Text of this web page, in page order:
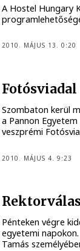
A Hostel Hungary
2010. MÁJUS 13. 0:20
Szombaton kerül
a Pannon
veszprémi
2010. MÁJUS 4. 9:23
Pénteken végre
egyetemi
Tamás